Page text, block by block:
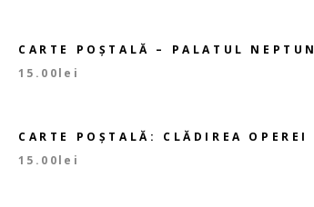
CARTE POȘTALĂ – PALATUL NEPTUN
15.00lei
CARTE POȘTALĂ: CLĂDIREA OPEREI
15.00lei